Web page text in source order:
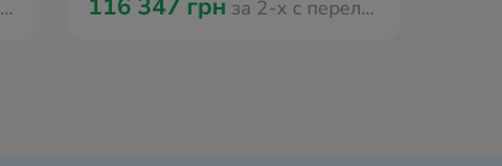
116 347 грн за 2-х с перелётом из Оради